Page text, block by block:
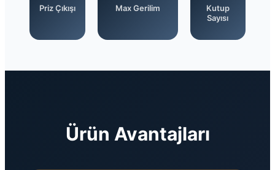
Priz Çıkışı Max Gerilim
Kutup
Sayısı
Ürün Avantajları